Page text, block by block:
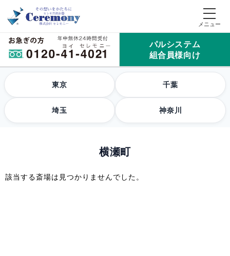
パルシステム
組合員様向け
東京 千葉
埼玉 神奈川
横瀬町
該当する斎場は見つかりませんでした。